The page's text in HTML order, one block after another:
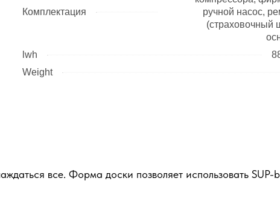
Комплектация
ручной насос,
(страховочный
lwh
Weight
все. Форма доски позволяет использовать SUP-